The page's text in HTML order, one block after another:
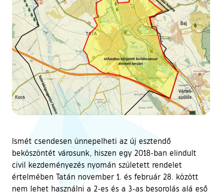
Ismét csendesen ünnepelheti az új esztendő
beköszöntét városunk, hiszen egy 2018-ban elindult
civil kezdeményezés nyomán született rendelet
értelmében Tatán november 1. és február 28. között
nem lehet használni a 2-es és a 3-as besorolás alá eső